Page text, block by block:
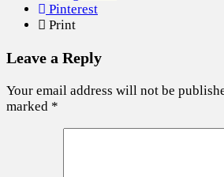
Pinterest
Print
Leave a Reply
Your email address will not be
marked *